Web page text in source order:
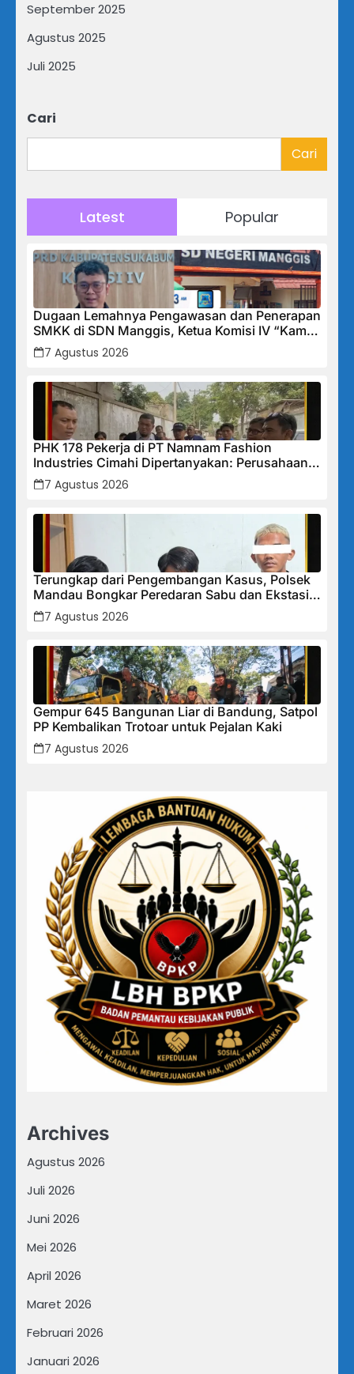
September 2025
Agustus 2025
Juli 2025
Cari
Cari
Latest Popular
Dugaan Lemahnya Pengawasan dan Penerapan
SMKK di SDN Manggis, Ketua Komisi IV “Kami
Tidak Akan Segan Menindak”
7 Agustus 2026
PHK 178 Pekerja di PT Namnam Fashion
Industries Cimahi Dipertanyakan: Perusahaan
Klaim Rugi, Laporan Keuangan Justru
Tunjukkan Penurunan Laba.
7 Agustus 2026
Terungkap dari Pengembangan Kasus, Polsek
Mandau Bongkar Peredaran Sabu dan Ekstasi
di Air Jamban, Tiga Pelaku Diamankan
7 Agustus 2026
Gempur 645 Bangunan Liar di Bandung, Satpol
PP Kembalikan Trotoar untuk Pejalan Kaki
7 Agustus 2026
Archives
Agustus 2026
Juli 2026
Juni 2026
Mei 2026
April 2026
Maret 2026
Februari 2026
Januari 2026